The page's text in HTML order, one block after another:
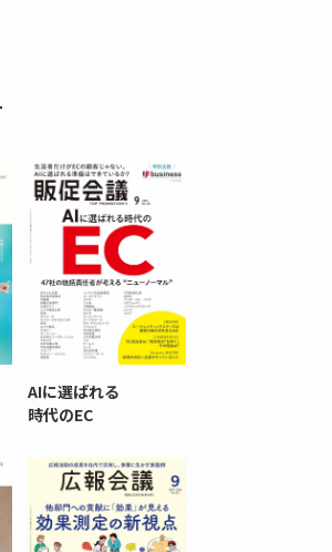
AIに選ばれる
時代のEC